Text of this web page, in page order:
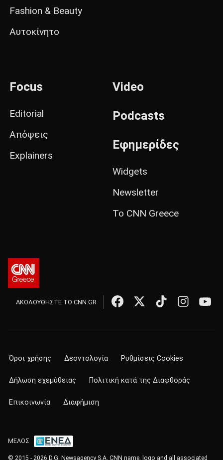
Fashion & Beauty
Αυτοκίνητο
Focus
Editorial
Απόψεις
Explainers
Video
Podcasts
Εφημερίδες
Widgets
Newsletter
Το CNN Greece
ΑΚΟΛΟΥΘΗΣΤΕ ΤΟ CNN.GR
Όροι χρήσης Δεοντολογία Ρυθμίσεις Cookies
Δήλωση εχεμύθειας Πολιτική κατά της Διαφθοράς
Επικοινωνία Διαφήμιση
ΜΕΛΟΣ
© 2015 - 2026 D.G. Newsagency S.A. CNN name, logo and all associated